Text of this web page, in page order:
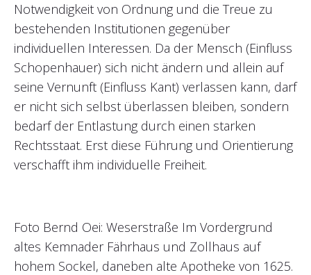
Notwendigkeit von Ordnung und die Treue zu
bestehenden Institutionen gegenüber
individuellen Interessen. Da der Mensch (Einfluss
Schopenhauer) sich nicht ändern und allein auf
seine Vernunft (Einfluss Kant) verlassen kann, darf
er nicht sich selbst überlassen bleiben, sondern
bedarf der Entlastung durch einen starken
Rechtsstaat. Erst diese Führung und Orientierung
verschafft ihm individuelle Freiheit.
Foto Bernd Oei: Weserstraße Im Vordergrund
altes Kemnader Fährhaus und Zollhaus auf
hohem Sockel, daneben alte Apotheke von 1625.